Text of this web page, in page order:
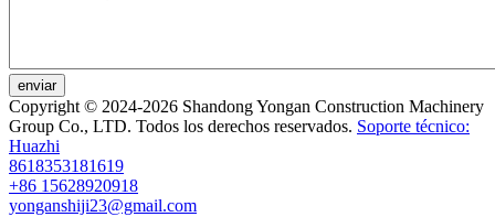
enviar
Copyright © 2024-2026 Shandong Yongan Construction Machinery
Group Co., LTD. Todos los derechos reservados. Soporte técnico:
Huazhi
8618353181619
+86 15628920918
yonganshiji23@gmail.com